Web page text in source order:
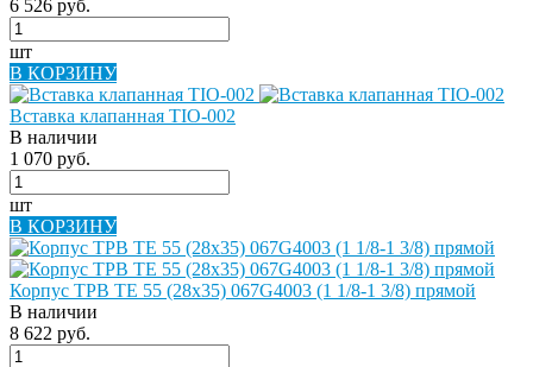
6 526 руб.
шт
В КОРЗИНУ
Вставка клапанная TIO-002
В наличии
1 070 руб.
шт
В КОРЗИНУ
Корпус ТРВ TE 55 (28х35) 067G4003 (1 1/8-1 3/8) прямой
В наличии
8 622 руб.